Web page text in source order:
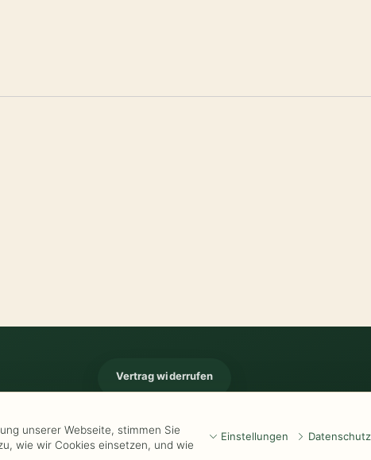
unserer Webseite, stimmen Sie
wie wir Cookies einsetzen, und wie
Einstellungen
Vertrag widerrufen